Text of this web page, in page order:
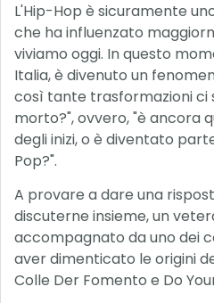
L'Hip-Hop è sicuramente
che ha influenzato
viviamo oggi. In questo
Italia, è divenuto un
così tante trasformazioni ci
morto?", ovvero, "è ancora
degli inizi, o è diventato
Pop?".
A provare a dare una
discuterne insieme, un
accompagnato da uno dei
aver dimenticato le origini
Colle Der Fomento e Do